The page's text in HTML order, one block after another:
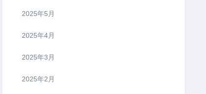
2025年5月
2025年4月
2025年3月
2025年2月